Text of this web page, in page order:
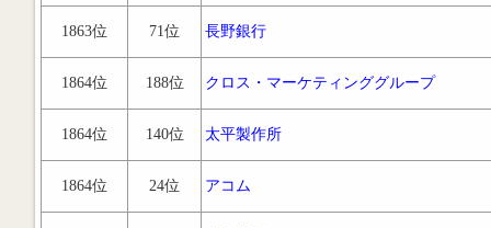
1863位 71位 長野銀行
1864位 188位 クロス・マーケティンググループ
1864位 140位 太平製作所
1864位 24位 アコム